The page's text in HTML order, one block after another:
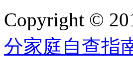
Copyright ©
分家庭自查指